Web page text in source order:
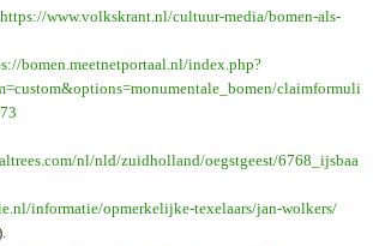
https://www.volkskrant.nl/cultuur-media/bomen-als-
bomen.meetnetportaal.nl/index.php?
claimformuli
nl/nld/zuidholland/oegstgeest/6768_ijsbaa
informatie/opmerkelijke-texelaars/jan-wolkers/